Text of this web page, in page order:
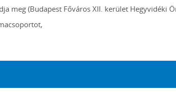
meg (Budapest Főváros XII. kerület Hegyvidéki